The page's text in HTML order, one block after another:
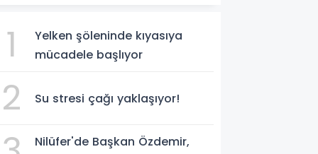
1
Yelken şöleninde kıyasıya
mücadele başlıyor
2 Su stresi çağı yaklaşıyor!
Nilüfer'de Başkan Özdemir,